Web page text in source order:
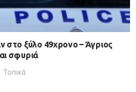
στο ξύλο 49χρονο – Άγριος
σφυριά
Τοπικά